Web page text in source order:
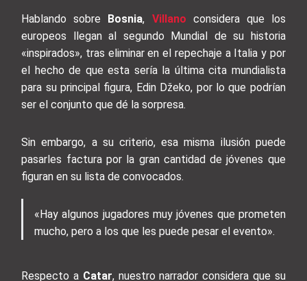
Hablando sobre Bosnia, Villano considera que los
europeos llegan al segundo Mundial de su historia
«inspirados», tras eliminar en el repechaje a Italia y por
el hecho de que esta sería la última cita mundialista
para su principal figura, Edin Džeko, por lo que podrían
ser el conjunto que dé la sorpresa.
Sin embargo, a su criterio, esa misma ilusión puede
pasarles factura por la gran cantidad de jóvenes que
figuran en su lista de convocados.
«Hay algunos jugadores muy jóvenes que prometen
mucho, pero a los que les puede pesar el evento».
Respecto a Catar, nuestro narrador considera que su